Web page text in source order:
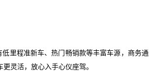
里程准新车、热门畅销款等丰富车源，商务
灵活，放心入手心仪座驾。